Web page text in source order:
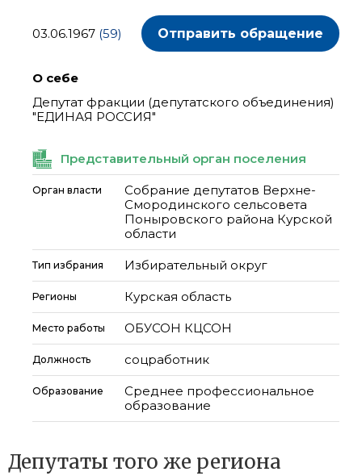
03.06.1967 (59) Отправить обращение
О себе
Депутат фракции (депутатского объединения)
"ЕДИНАЯ РОССИЯ"
Представительный орган поселения
Орган власти
Собрание депутатов Верхне-
Смородинского сельсовета
Поныровского района Курской
области
Тип избрания Избирательный округ
Регионы Курская область
Место работы ОБУСОН КЦСОН
Должность соцработник
Образование
Среднее профессиональное
образование
Депутаты того же региона